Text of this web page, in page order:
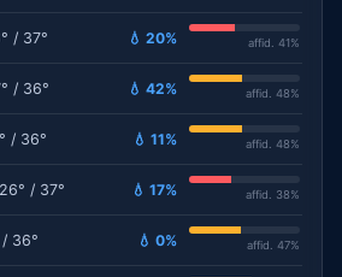
/ 37° 💧 20% affid. 41%
/ 36° 💧 42% affid. 48%
/ 36° 💧 11% affid. 48%
26° / 37° 💧 17% affid. 38%
36° 💧 0% affid. 47%